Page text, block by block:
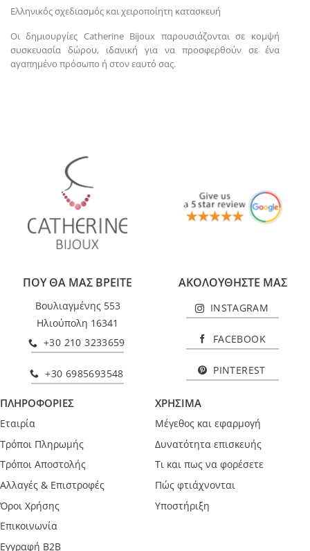
Ελληνικός σχεδιασμός και χειροποίητη κατασκευή
Οι δημιουργίες Catherine Bijoux παρουσιάζονται σε κομψή
συσκευασία δώρου, ιδανική για να προσφερθούν σε ένα
αγαπημένο πρόσωπο ή στον εαυτό σας.
ΠΟΥ ΘΑ ΜΑΣ ΒΡΕΙΤΕ
Βουλιαγμένης 553
Ηλιούπολη 16341
+30 210 3233659
+30 6985693548
ΑΚΟΛΟΥΘΗΣΤΕ ΜΑΣ
INSTAGRAM
FACEBOOK
PINTEREST
ΠΛΗΡΟΦΟΡΙΕΣ
Εταιρία
Τρόποι Πληρωμής
Τρόποι Αποστολής
Αλλαγές & Επιστροφές
Όροι Χρήσης
Επικοινωνία
Εγγραφή B2B
ΧΡΗΣΙΜΑ
Μέγεθος και εφαρμογή
Δυνατότητα επισκευής
Τι και πως να φορέσετε
Πώς φτιάχνονται
Υποστήριξη